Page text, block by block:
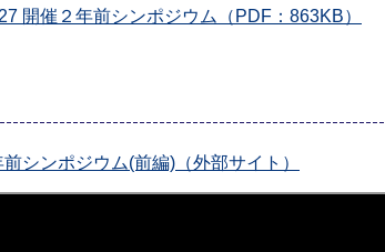
開催２年前シンポジウム（PDF：863KB）
シンポジウム(前編)（外部サイト）